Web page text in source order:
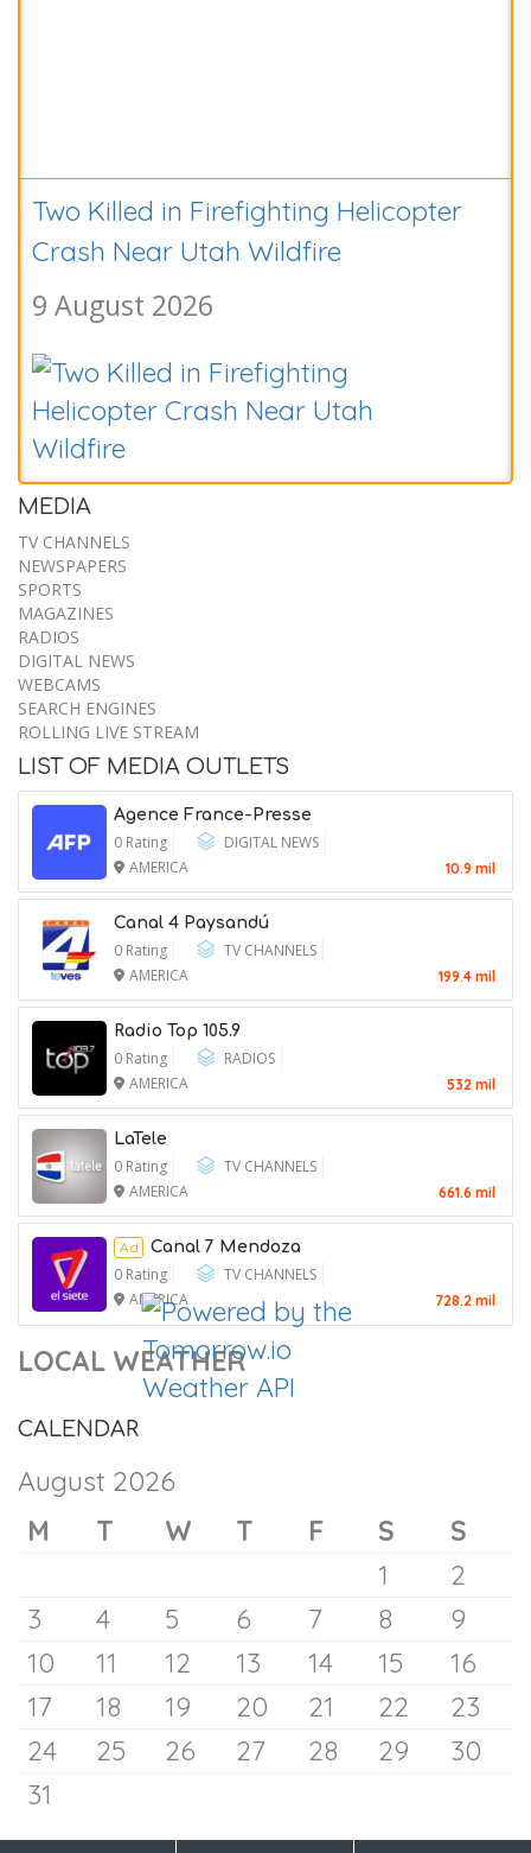
Bill Goichberg, Who Reshaped
Competitive Chess in the U.S., Dies at
83
8 August 2026
Chuck Grassley Announces the Death
of His Beloved Vacuum, Beth
9 August 2026
Max Miller, Republican Accused of
Abuse, Won’t Drop Out,
Spokeswoman Says
9 August 2026
MEDIA
TV CHANNELS
NEWSPAPERS
SPORTS
MAGAZINES
RADIOS
DIGITAL NEWS
WEBCAMS
SEARCH ENGINES
ROLLING LIVE STREAM
LIST OF MEDIA OUTLETS
Agence France-Presse
0 Rating
DIGITAL NEWS
AMERICA
10.9 mil
Canal 4 Paysandú
0 Rating
TV CHANNELS
AMERICA
199.4 mil
Radio Top 105.9
0 Rating
RADIOS
AMERICA
532 mil
LaTele
0 Rating
TV CHANNELS
AMERICA
661.6 mil
Ad
Ad Canal 7 Mendoza
0 Rating
TV CHANNELS
AMERICA
728.2 mil
LOCAL WEATHER
CALENDAR
August 2026
M
T W T F S
S
1
2
3
4 5 6 7 8
9
10
11 12 13 14 15
16
17
18 19 20 21 22
23
24
25 26 27 28 29
30
31